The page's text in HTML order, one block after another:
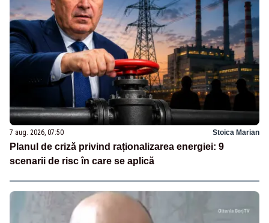
7 aug. 2026, 07:50 Stoica Marian
Planul de criză privind raționalizarea energiei: 9
scenarii de risc în care se aplică